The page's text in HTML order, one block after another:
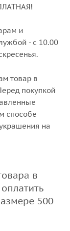
и
- с 10.00
товар в
покупкой
способе
на
в
500